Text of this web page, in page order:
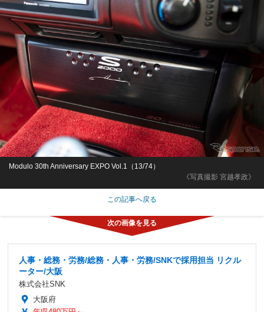
《写真撮影 宮越孝政》
Modulo 30th Anniversary EXPO Vol.1（13/74）
この記事へ戻る
人事・総務・労務/総務・人事・労務/SNKで採用担当 リクル
ーター/大阪
株式会社SNK
大阪府